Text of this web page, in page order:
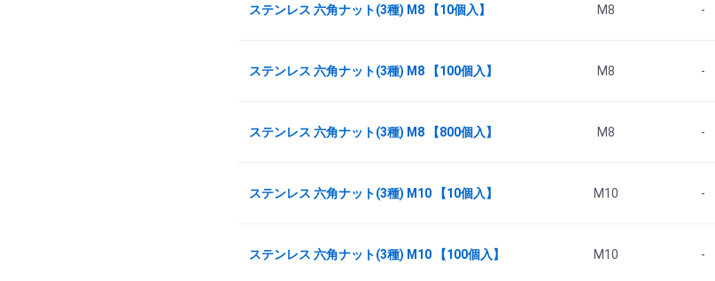
ステンレス 六角ナット(3種) M8 【10個入】 M8 -
ステンレス 六角ナット(3種) M8 【100個入】 M8 -
ステンレス 六角ナット(3種) M8 【800個入】 M8 -
ステンレス 六角ナット(3種) M10 【10個入】 M10 -
ステンレス 六角ナット(3種) M10 【100個入】 M10 -